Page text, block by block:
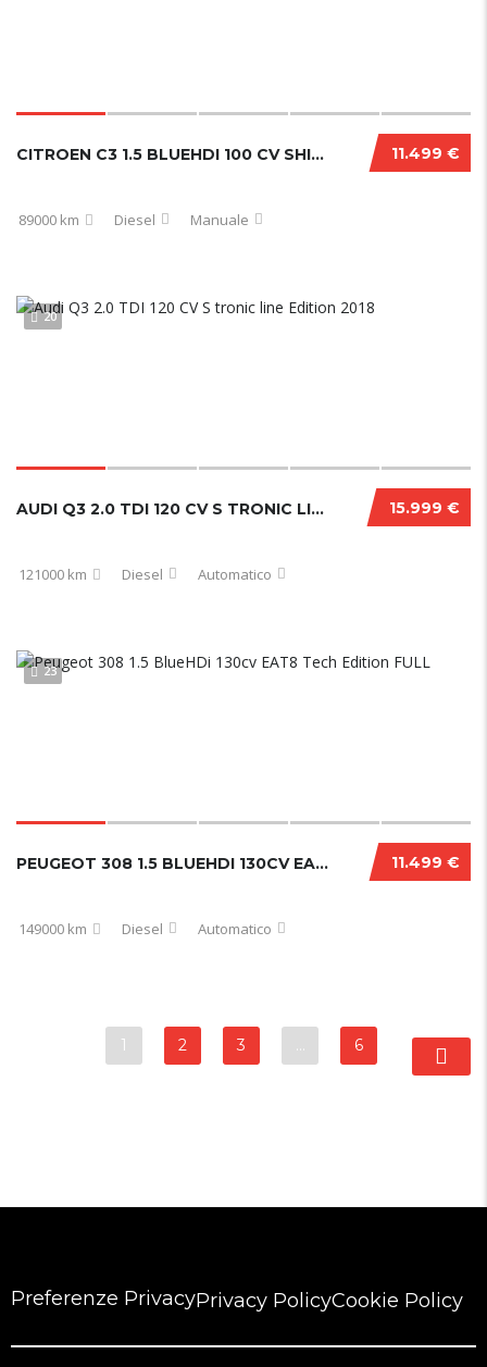
11.499 €
CITROEN C3 1.5 BLUEHDI 100 CV SHINE PACK 2022
89000 km Diesel Manuale
20
15.999 €
AUDI Q3 2.0 TDI 120 CV S TRONIC LINE EDITION 2018
121000 km Diesel Automatico
23
11.499 €
PEUGEOT 308 1.5 BLUEHDI 130CV EAT8 TECH EDITION FULL
149000 km Diesel Automatico
1 2 3 … 6
Preferenze PrivacyPrivacy PolicyCookie Policy